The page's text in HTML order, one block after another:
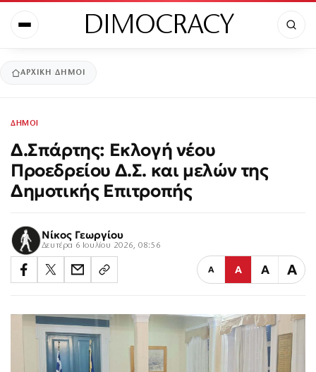
DIMOCRACY
ΑΡΧΙΚΉ ΔΗΜΟΙ
ΔΗΜΟΙ
Δ.Σπάρτης: Εκλογή νέου
Προεδρείου Δ.Σ. και μελών της
Δημοτικής Επιτροπής
Νίκος Γεωργίου
Δευτέρα 6 Ιουλίου 2026, 08:56
Α Α Α Α